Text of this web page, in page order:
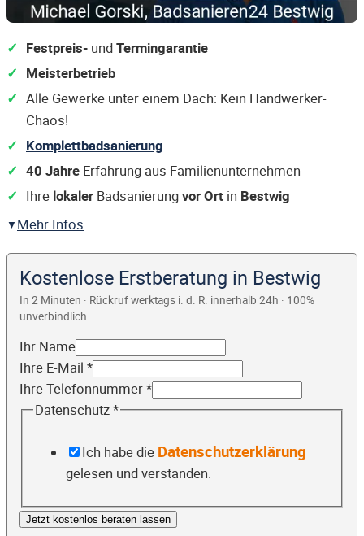
Festpreis- undTermingarantie
Meisterbetrieb
Alle Gewerke unter einem Dach: Kein Handwerker-
Chaos!
Komplettbadsanierung
40 Jahre Erfahrung aus Familienunternehmen
Ihre lokaler Badsanierungvor Ort in Bestwig
Mehr Infos
Kostenlose Erstberatung in Bestwig
In 2 Minuten · Rückruf werktags i. d. R. innerhalb 24h · 100%
unverbindlich
Ihr Name
Ihre E-Mail *
Ihre Telefonnummer*
Datenschutz*
Ich habe die Datenschutzerklärung
gelesen und verstanden.
Jetzt kostenlos beraten lassen